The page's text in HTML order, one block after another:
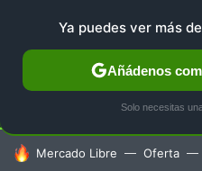
SELECCIÓN GAMING
HOY SE HABLA DE
Mercado Libre Oferta
Ya puedes ver más
Añádenos
Solo necesitas